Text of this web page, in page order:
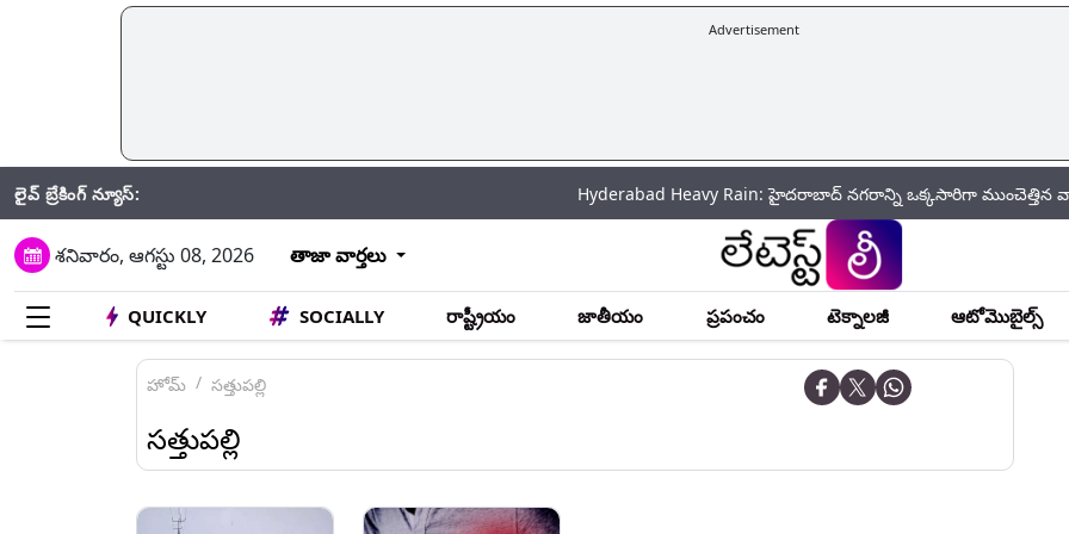
Advertisement
లైవ్ బ్రేకింగ్ న్యూస్: Hyderabad Heavy Rain: హైదరాబాద్‌ నగరాన్ని ఒక్కసారిగా ముంచెత్తిన వాన.. పలు
శనివారం, ఆగస్టు 08, 2026 తాజా వార్తలు
QUICKLY SOCIALLY రాష్ట్రీయం జాతీయం ప్రపంచం టెక్నాలజీ ఆటోమొబైల్స్
హోమ్ సత్తుపల్లి
సత్తుపల్లి